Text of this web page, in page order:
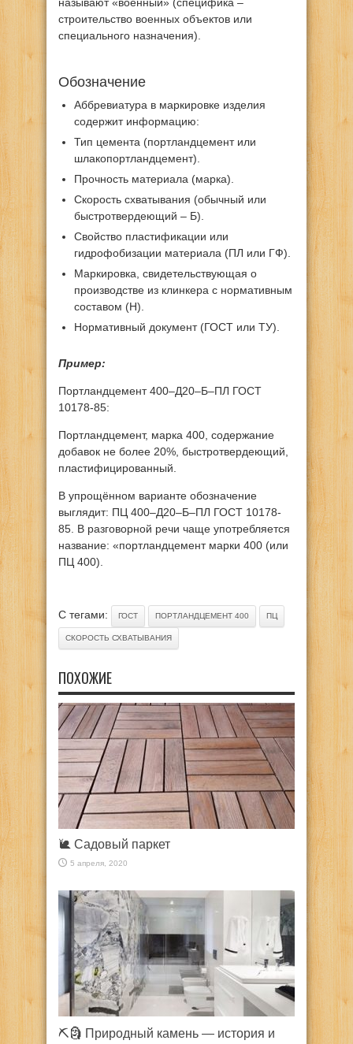
строительство военных объектов или
специального назначения).
Обозначение
Аббревиатура в маркировке изделия
содержит информацию:
Тип цемента (портландцемент или
шлакопортландцемент).
Прочность материала (марка).
Скорость схватывания (обычный или
быстротвердеющий – Б).
Свойство пластификации или
гидрофобизации материала (ПЛ или ГФ).
Маркировка, свидетельствующая о
производстве из клинкера с нормативным
составом (Н).
Нормативный документ (ГОСТ или ТУ).
Пример:
Портландцемент 400–Д20–Б–ПЛ ГОСТ
10178-85:
Портландцемент, марка 400, содержание
добавок не более 20%, быстротвердеющий,
пластифицированный.
В упрощённом варианте обозначение
выглядит: ПЦ 400–Д20–Б–ПЛ ГОСТ 10178-
85. В разговорной речи чаще употребляется
название: «портландцемент марки 400 (или
ПЦ 400).
С тегами: ГОСТ ПОРТЛАНДЦЕМЕНТ 400 ПЦ
СКОРОСТЬ СХВАТЫВАНИЯ
ПОХОЖИЕ
🐌 Садовый паркет
5 апреля, 2020
⛏️🗿 Природный камень — история и